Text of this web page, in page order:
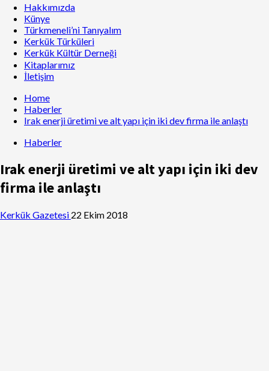
Hakkımızda
Künye
Türkmeneli’ni Tanıyalım
Kerkük Türküleri
Kerkük Kültür Derneği
Kitaplarımız
İletişim
Home
Haberler
Irak enerji üretimi ve alt yapı için iki dev firma ile anlaştı
Haberler
Irak enerji üretimi ve alt yapı için iki dev
firma ile anlaştı
Kerkük Gazetesi 22 Ekim 2018